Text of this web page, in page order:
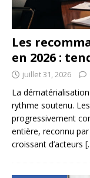
Les
en 2026 :
juillet 31, 2026
La
rythme soutenu.
progressivement
entière, reconnu
croissant d’acteurs